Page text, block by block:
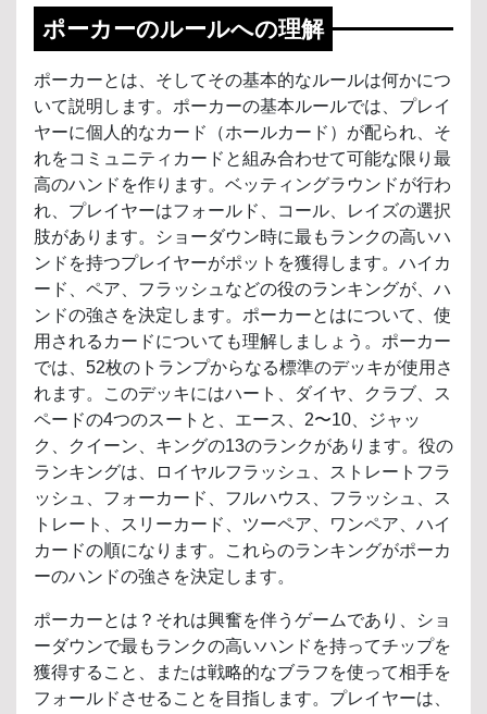
ポーカーのルールへの理解
ポーカーとは、そしてその基本的なルールは何かにつ
いて説明します。ポーカーの基本ルールでは、プレイ
ヤーに個人的なカード（ホールカード）が配られ、そ
れをコミュニティカードと組み合わせて可能な限り最
高のハンドを作ります。ベッティングラウンドが行わ
れ、プレイヤーはフォールド、コール、レイズの選択
肢があります。ショーダウン時に最もランクの高いハ
ンドを持つプレイヤーがポットを獲得します。ハイカ
ード、ペア、フラッシュなどの役のランキングが、ハ
ンドの強さを決定します。ポーカーとはについて、使
用されるカードについても理解しましょう。ポーカー
では、52枚のトランプからなる標準のデッキが使用さ
れます。このデッキにはハート、ダイヤ、クラブ、ス
ペードの4つのスートと、エース、2〜10、ジャッ
ク、クイーン、キングの13のランクがあります。役の
ランキングは、ロイヤルフラッシュ、ストレートフラ
ッシュ、フォーカード、フルハウス、フラッシュ、ス
トレート、スリーカード、ツーペア、ワンペア、ハイ
カードの順になります。これらのランキングがポーカ
ーのハンドの強さを決定します。
ポーカーとは？それは興奮を伴うゲームであり、ショ
ーダウンで最もランクの高いハンドを持ってチップを
獲得すること、または戦略的なブラフを使って相手を
フォールドさせることを目指します。プレイヤーは、